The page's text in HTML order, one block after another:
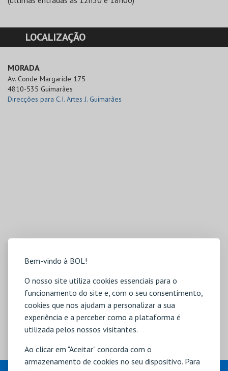
Bem-vindo à BOL!
O nosso site utiliza cookies essenciais para o
funcionamento do site e, com o seu consentimento,
cookies que nos ajudam a personalizar a sua
experiência e a perceber como a plataforma é
utilizada pelos nossos visitantes.
Ao clicar em "Aceitar" concorda com o
armazenamento de cookies no seu dispositivo. Para
LOCALIZAÇÃO
MORADA
Av. Conde Margaride 175
4810-535 Guimarães
Direcções para C.I. Artes J. Guimarães